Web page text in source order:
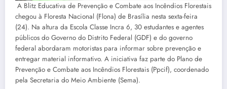
A Blitz Educativa de Prevenção e Combate aos Incêndios Florestais
chegou à Floresta Nacional (Flona) de Brasília nesta sexta-feira
(24). Na altura da Escola Classe Incra 6, 30 estudantes e agentes
públicos do Governo do Distrito Federal (GDF) e do governo
federal abordaram motoristas para informar sobre prevenção e
entregar material informativo. A iniciativa faz parte do Plano de
Prevenção e Combate aos Incêndios Florestais (Ppcif), coordenado
pela Secretaria do Meio Ambiente (Sema).